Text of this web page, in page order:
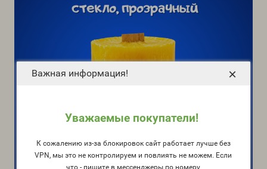
Важная информация!
Уважаемые покупатели!
К сожалению из-за блокировок сайт работает лучше без
VPN, мы это не контролируем и повлиять не можем. Если
что - пишите в мессенджеры по номеру
×